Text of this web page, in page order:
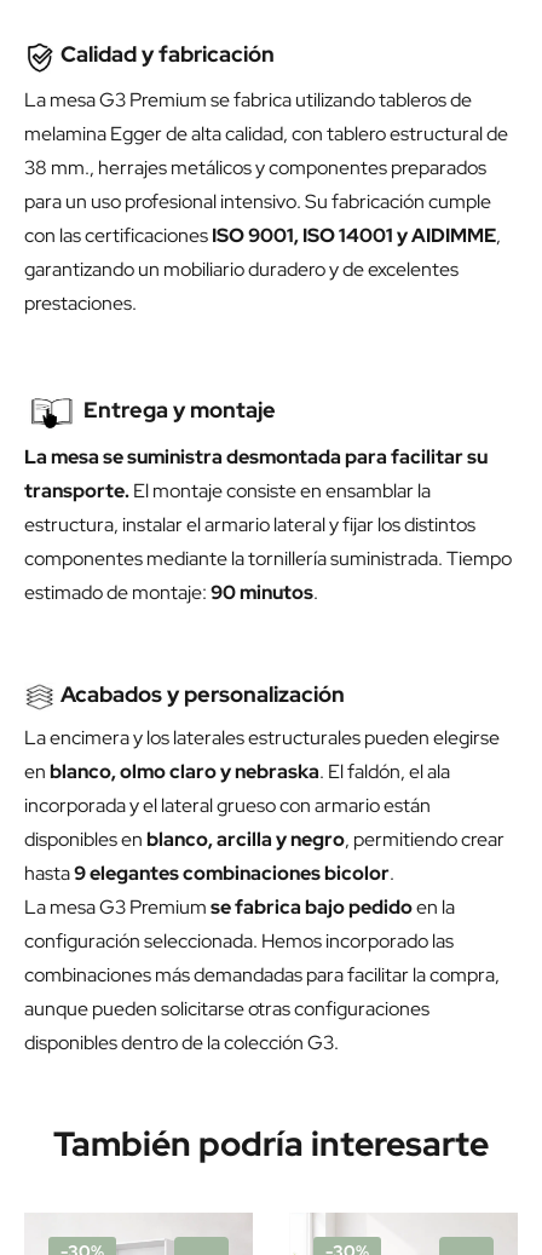
Calidad y fabricación
La mesa G3 Premium se fabrica utilizando tableros de
melamina Egger de alta calidad, con tablero estructural de
38 mm., herrajes metálicos y componentes preparados
para un uso profesional intensivo. Su fabricación cumple
con las certificacionesISO 9001, ISO 14001 y AIDIMME,
garantizando un mobiliario duradero y de excelentes
prestaciones.
Entrega y montaje
La mesa se suministra desmontada para facilitar su
transporte.El montaje consiste en ensamblar la
estructura, instalar el armario lateral y fijar los distintos
componentes mediante la tornillería suministrada. Tiempo
estimado de montaje:90 minutos.
Acabados y personalización
La encimera y los laterales estructurales pueden elegirse
enblanco, olmo claro y nebraska. El faldón, el ala
incorporada y el lateral grueso con armario están
disponibles enblanco, arcilla y negro, permitiendo crear
hasta9 elegantes combinaciones bicolor.
La mesa G3 Premiumse fabrica bajo pedidoen la
configuración seleccionada. Hemos incorporado las
combinaciones más demandadas para facilitar la compra,
aunque pueden solicitarse otras configuraciones
disponibles dentro de la colección G3.
También podría interesarte